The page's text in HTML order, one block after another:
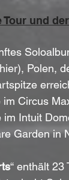
Tour und
hier), Polen,
Circus
Intuit
Garden in
“ enthält 23